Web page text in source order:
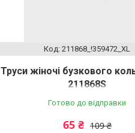
211868_!359472_XL
Труси жіночі бузкового
211868S
Готово до відправки
109 ₴
65 ₴